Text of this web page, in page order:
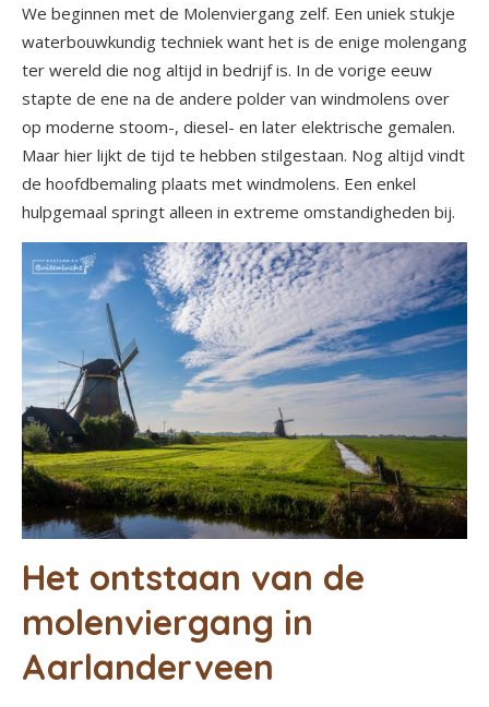
We beginnen met de Molenviergang zelf. Een uniek stukje
waterbouwkundig techniek want het is de enige molengang
ter wereld die nog altijd in bedrijf is. In de vorige eeuw
stapte de ene na de andere polder van windmolens over
op moderne stoom-, diesel- en later elektrische gemalen.
Maar hier lijkt de tijd te hebben stilgestaan. Nog altijd vindt
de hoofdbemaling plaats met windmolens. Een enkel
hulpgemaal springt alleen in extreme omstandigheden bij.
Het ontstaan van de
molenviergang in
Aarlanderveen